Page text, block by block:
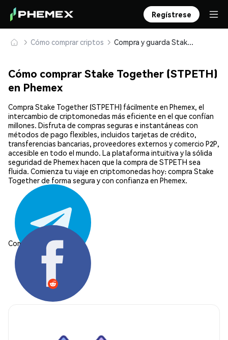
Regístrese
Cómo comprar criptos Compra y guarda Stake Together (STPETH) de forma segura
Cómo comprar Stake Together (STPETH)
en Phemex
Compra Stake Together (STPETH) fácilmente en Phemex, el
intercambio de criptomonedas más eficiente en el que confían
millones. Disfruta de compras seguras e instantáneas con
métodos de pago flexibles, incluidos tarjetas de crédito,
transferencias bancarias, proveedores externos y comercio P2P,
accesible en todo el mundo. La plataforma intuitiva y la sólida
seguridad de Phemex hacen que la compra de STPETH sea
fluida. Comienza tu viaje en criptomonedas hoy: compra Stake
Together de forma segura y con confianza en Phemex.
Compartir: